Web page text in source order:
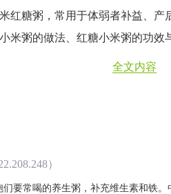
红糖粥，常用于体弱者补益、产
米粥的做法、红糖小米粥的功效
全文内容
）
要常喝的养生粥，补充维生素和铁。